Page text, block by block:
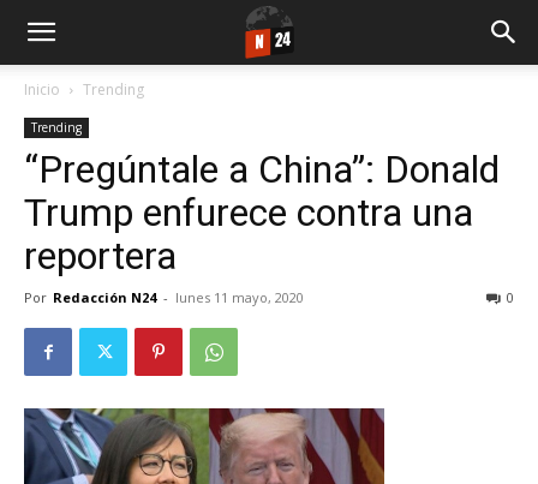
Inicio Trending
Trending
“Pregúntale a China”: Donald
Trump enfurece contra una
reportera
Por Redacción N24 - lunes 11 mayo, 2020 0